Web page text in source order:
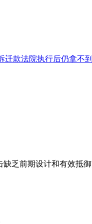
迁款法院执行后仍拿不到
乏前期设计和有效抵